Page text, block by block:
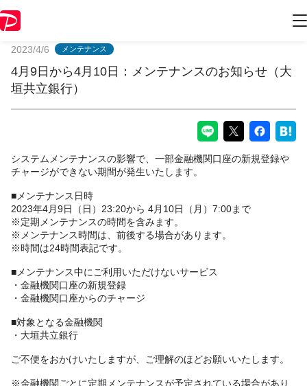
2023/4/6 メンテナンス
4月9日から4月10日：メンテナンスのお知らせ（大
垣共立銀行）
システムメンテナンスの影響で、一部金融機関口座の新規登録や
チャージができない期間が発生いたします。
■メンテナンス日時
2023年4月9日（日）23:20から 4月10日（月）7:00まで
※定期メンテナンスの時間を含みます。
※メンテナンス時間は、前後する場合があります。
※時間は24時間表記です。
■メンテナンス中にご利用いただけないサービス
・金融機関口座の新規登録
・金融機関口座からのチャージ
■対象となる金融機関
・大垣共立銀行
ご不便をおかけいたしますが、ご理解のほどお願いいたします。
※金融機関ごとに定期メンテナンスが予定されている場合があり